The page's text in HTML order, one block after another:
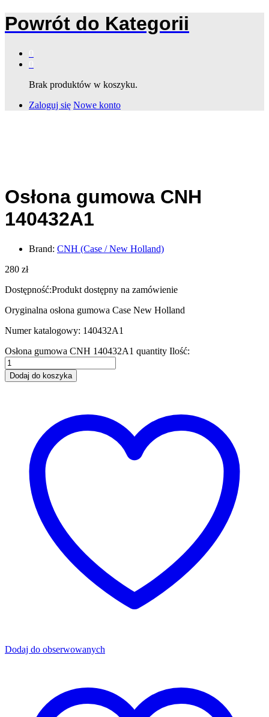
Powrót do Kategorii
Brak produktów w koszyku.
Zaloguj się Nowe konto
Osłona gumowa CNH
140432A1
Brand: CNH (Case / New Holland)
280 zł
Dostępność:Produkt dostępny na zamówienie
Oryginalna osłona gumowa Case New Holland
Numer katalogowy: 140432A1
Osłona gumowa CNH 140432A1 quantity Ilość:
Dodaj do koszyka
Dodaj do obserwowanych